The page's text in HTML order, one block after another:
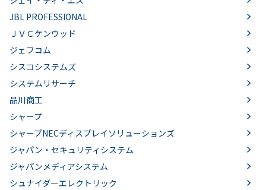
JBL PROFESSIONAL
ＪＶＣケンウッド
ジェフコム
シスコシステムズ
システムリサーチ
品川商工
シャープ
シャープNECディスプレイソリューションズ
ジャパン・セキュリティシステム
ジャパンメディアシステム
シュナイダーエレクトリック